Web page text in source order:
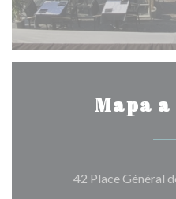
Mapa
42 Place Général